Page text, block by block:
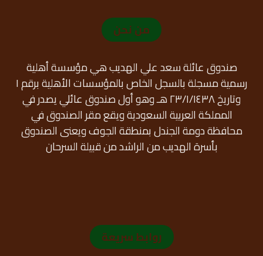
من نحن
صندوق عائلة سعد علي الهديب هي مؤسسة أهلية
رسمية مسجلة بالسجل الخاص بالمؤسسات الأهلية برقم ١
وتاريخ ٢٣/١/١٤٣٨ هـ وهو أول صندوق عائلي يصدر في
المملكة العربية السعودية ويقع مقر الصندوق في
محافظة دومة الجندل بمنطقة الجوف ويعنى الصندوق
بأسرة الهديب من الراشد من قبيلة السرحان
روابط سريعة